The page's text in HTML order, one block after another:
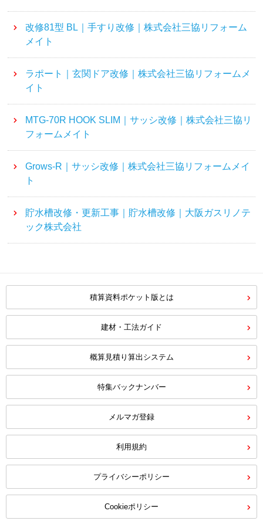
改修81型 BL｜手すり改修｜株式会社三協リフォーム
メイト
ラポート｜玄関ドア改修｜株式会社三協リフォームメ
イト
MTG-70R HOOK SLIM｜サッシ改修｜株式会社三協リ
フォームメイト
Grows-R｜サッシ改修｜株式会社三協リフォームメイ
ト
貯水槽改修・更新工事｜貯水槽改修｜大阪ガスリノテ
ック株式会社
積算資料ポケット版とは
建材・工法ガイド
概算見積り算出システム
特集バックナンバー
メルマガ登録
利用規約
プライバシーポリシー
Cookieポリシー